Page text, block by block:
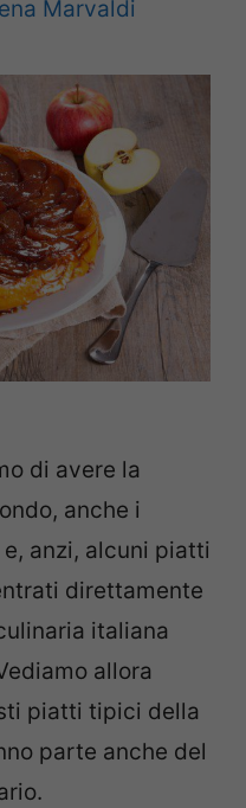
Marvaldi
di avere la
anche i
anzi, alcuni piatti
direttamente
italiana
allora
piatti tipici della
parte anche del